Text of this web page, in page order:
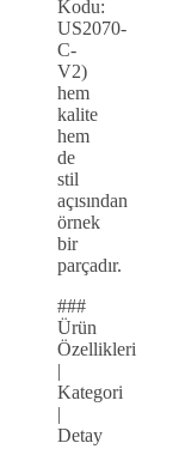
Kodu:
US2070-
C-
V2)
hem
kalite
hem
de
stil
açısından
örnek
bir
parçadır.
###
Ürün
Özellikleri
|
Kategori
|
Detay